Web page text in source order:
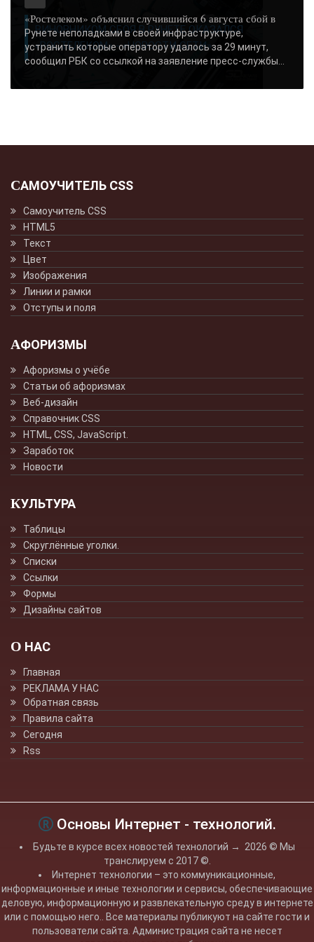
ВИНОВНИКОМ СБОЯ В РУНЕТЕ ОКАЗАЛСЯ
«РОСТЕЛЕКОМ» - «НОВОСТИ СЕТИ»..
«Ростелеком» объяснил случившийся 6 августа сбой в
Рунете неполадками в своей инфраструктуре,
устранить которые оператору удалось за 29 минут,
сообщил РБК со ссылкой на заявление пресс-службы...
САМОУЧИТЕЛЬ CSS
Самоучитель CSS
HTML5
Текст
Цвет
Изображения
Линии и рамки
Отступы и поля
АФОРИЗМЫ
Афоризмы о учёбе
Статьи об афоризмах
Веб-дизайн
Справочник CSS
HTML, CSS, JavaScript.
Заработок
Новости
КУЛЬТУРА
Таблицы
Скруглённые уголки.
Списки
Ссылки
Формы
Дизайны сайтов
О НАС
Главная
РЕКЛАМА У НАС
Обратная связь
Правила сайта
Сегодня
Rss
Основы Интернет - технологий.
Будьте в курсе всех новостей технологий → 2026 © Мы
транслируем с 2017 ©.
Интернет технологии – это коммуникационные,
информационные и иные технологии и сервисы, обеспечивающие
деловую, информационную и развлекательную среду в интернете
или с помощью него.. Все материалы публикуют на сайте гости и
пользователи сайта. Администрация сайта не несет